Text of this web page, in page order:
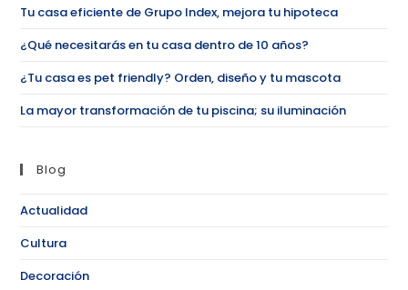
Tu casa eficiente de Grupo Index, mejora tu hipoteca
¿Qué necesitarás en tu casa dentro de 10 años?
¿Tu casa es pet friendly? Orden, diseño y tu mascota
La mayor transformación de tu piscina; su iluminación
Blog
Actualidad
Cultura
Decoración